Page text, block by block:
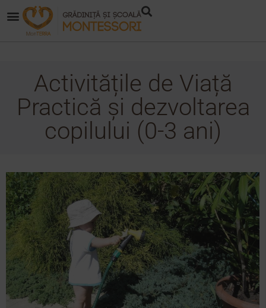
Activitățile de Viață
Practică și dezvoltarea
copilului (0-3 ani)